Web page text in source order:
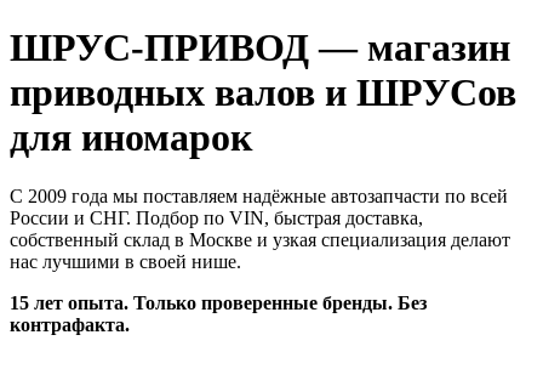
ШРУС-ПРИВОД — магазин
приводных валов и ШРУСов
для иномарок
С 2009 года мы поставляем надёжные автозапчасти по всей
России и СНГ. Подбор по VIN, быстрая доставка,
собственный склад в Москве и узкая специализация делают
нас лучшими в своей нише.
15 лет опыта. Только проверенные бренды. Без
контрафакта.